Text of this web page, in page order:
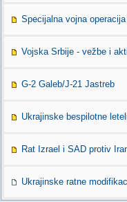
Specijalna vojna
Vojska Srbije - vežbe i
G-2 Galeb/J-21 Jastreb
Ukrajinske bespilotne
Rat Izrael i SAD protiv
Ukrajinske ratne